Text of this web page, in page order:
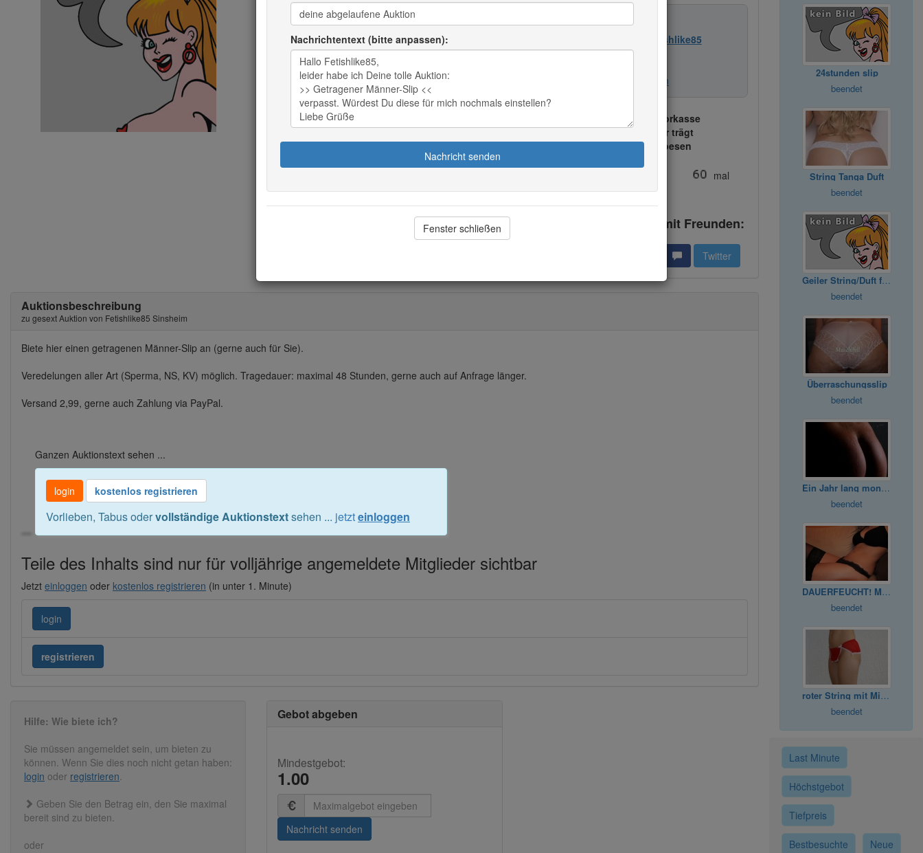
Nachrichtentext (bitte anpassen):
Nachricht senden
Fenster schließen
Aktuelles Gebot:
1.00 EUR1 Gebote anzeigen
Aktueller Höchstbieter:
Spielzeugfreund
Summe
0 beobachten diese Auktion aktuell
Fetishlike85
Auktion weiterempfehlen
Überweisung per Vorkasse
Versand-/ Reisekosten:
Käufer trägt
Reisekosten bzw. Versandspesen
mal
aufgerufen
Teile Dieses Angebot mit Freunden:
Twitter
Auktionsbeschreibung
zu gesext Auktion von Fetishlike85 Sinsheim
Biete hier einen getragenen Männer-Slip an (gerne auch für Sie).
Veredelungen aller Art (Sperma, NS, KV) möglich. Tragedauer: maximal 48 Stunden, gerne auch auf Anfrage länger.
Versand 2,99, gerne auch Zahlung via PayPal.
Ganzen Auktionstext sehen ...
login kostenlos registrieren
Vorlieben, Tabus odervollständige Auktionstextsehen ... jetzteinloggen
Teile des Inhalts sind nur für volljährige angemeldete Mitglieder sichtbar
Jetzt einloggen oder kostenlos registrieren (in unter 1. Minute)
login
registrieren
Hilfe: Wie biete ich?
Sie müssen angemeldet sein, um bieten zu
können. Wenn Sie dies noch nicht getan haben:
login oder registrieren
Geben Sie den Betrag ein, den Sie maximal
bereit sind zu bieten.
oder
Gebot abgeben
Mindestgebot:
1.00
Summe
(in
Euro)
Nachricht senden
24stunden slip
beendet
String Tanga Duft
beendet
Geiler String/Duft für deine Phantasie
beendet
Überraschungsslip
beendet
Ein Jahr lang monatlich ein Slip & Bild
beendet
DAUERFEUCHT! Mein feuchtes Höschen
beendet
roter String mit Minirock
beendet
Last Minute
Höchstgebot
Tiefpreis
Bestbesuchte Neue